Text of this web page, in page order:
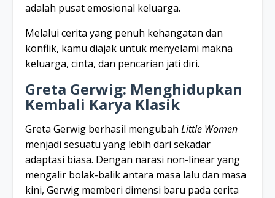
adalah pusat emosional keluarga.
Melalui cerita yang penuh kehangatan dan
konflik, kamu diajak untuk menyelami makna
keluarga, cinta, dan pencarian jati diri.
Greta Gerwig: Menghidupkan
Kembali Karya Klasik
Greta Gerwig berhasil mengubah Little Women
menjadi sesuatu yang lebih dari sekadar
adaptasi biasa. Dengan narasi non-linear yang
mengalir bolak-balik antara masa lalu dan masa
kini, Gerwig memberi dimensi baru pada cerita